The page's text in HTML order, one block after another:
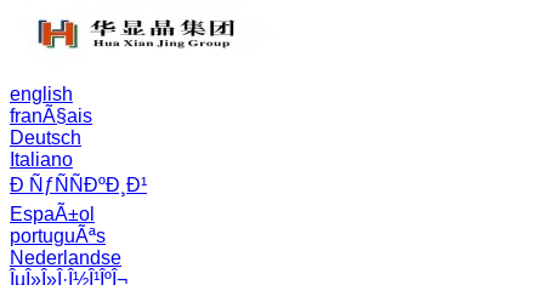
english
franÃ§ais
Deutsch
Italiano
Ð ÑƒÑÑÐºÐ¸Ð¹
EspaÃ±ol
portuguÃªs
Nederlandse
ÎµÎ»Î»Î·Î½Î¹ÎºÎ¬